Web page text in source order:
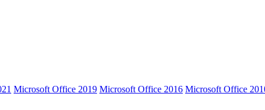
Microsoft Office 2019 Microsoft Office 2016 Microsoft Office